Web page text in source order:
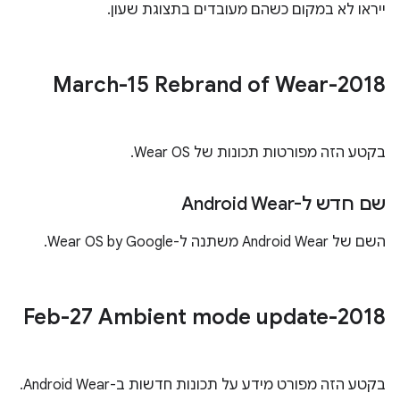
ייראו לא במקום כשהם מעובדים בתצוגת שעון.
‫2018-March-15 Rebrand of Wear
בקטע הזה מפורטות תכונות של Wear OS.
שם חדש ל-Android Wear
השם של Android Wear משתנה ל-Wear OS by Google.
‫2018-Feb-27 Ambient mode update
בקטע הזה מפורט מידע על תכונות חדשות ב-Android Wear.